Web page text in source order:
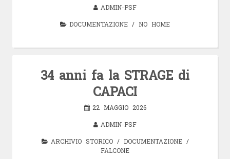
ADMIN-PSF
DOCUMENTAZIONE / NO HOME
34 anni fa la STRAGE di
CAPACI
22 MAGGIO 2026
ADMIN-PSF
ARCHIVIO STORICO/ DOCUMENTAZIONE/
FALCONE